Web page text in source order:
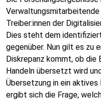
Treiber:innen der
Dies steht dem
gegenüber. Nun gilt es zu
Diskrepanz kommt, ob
Handeln übersetzt wird
Übersetzung in ein
ergibt sich die Frage,